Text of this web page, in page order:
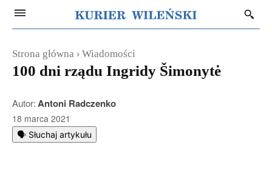
Strona główna Wiadomości
100 dni rządu Ingridy Šimonytė
Autor:Antoni Radczenko
18 marca 2021
🗣️ Słuchaj artykułu